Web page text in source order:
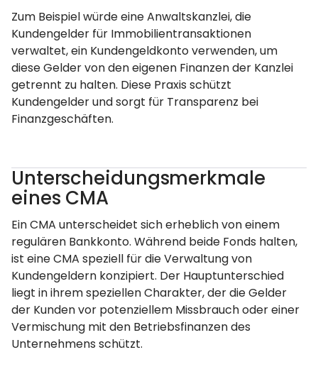
Zum Beispiel würde eine Anwaltskanzlei, die
Kundengelder für Immobilientransaktionen
verwaltet, ein Kundengeldkonto verwenden, um
diese Gelder von den eigenen Finanzen der Kanzlei
getrennt zu halten. Diese Praxis schützt
Kundengelder und sorgt für Transparenz bei
Finanzgeschäften.
Unterscheidungsmerkmale
eines CMA
Ein CMA unterscheidet sich erheblich von einem
regulären Bankkonto. Während beide Fonds halten,
ist eine CMA speziell für die Verwaltung von
Kundengeldern konzipiert. Der Hauptunterschied
liegt in ihrem speziellen Charakter, der die Gelder
der Kunden vor potenziellem Missbrauch oder einer
Vermischung mit den Betriebsfinanzen des
Unternehmens schützt.